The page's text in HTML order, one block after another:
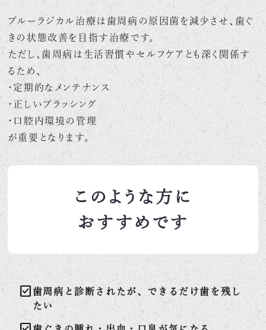
ブルーラジカル治療は歯周病の原因菌を減少させ、歯ぐ
きの状態改善を目指す治療です。
ただし、歯周病は生活習慣やセルフケアとも深く関係す
るため、
・定期的なメンテナンス
・正しいブラッシング
・口腔内環境の管理
が重要となります。
このような方に
おすすめです
check_box 歯周病と診断されたが、できるだけ歯を残し
たい